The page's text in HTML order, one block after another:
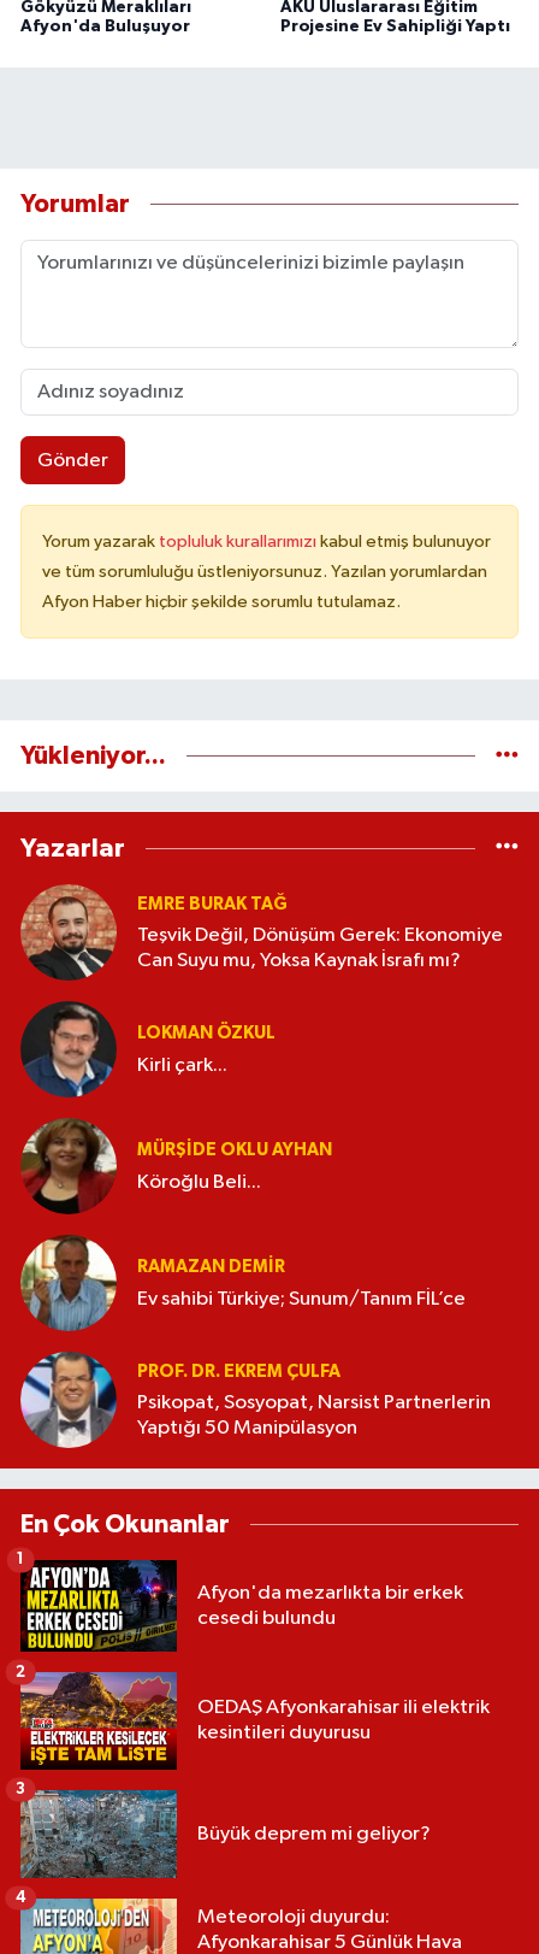
Gökyüzü Meraklıları
Afyon'da Buluşuyor
AKÜ Uluslararası Eğitim
Projesine Ev Sahipliği Yaptı
Yorumlar
Gönder
Yorum yazarak topluluk kurallarımızı kabul etmiş bulunuyor
ve tüm sorumluluğu üstleniyorsunuz. Yazılan yorumlardan
Afyon Haber hiçbir şekilde sorumlu tutulamaz.
Yükleniyor...
Yazarlar
EMRE BURAK TAĞ
Teşvik Değil, Dönüşüm Gerek: Ekonomiye
Can Suyu mu, Yoksa Kaynak İsrafı mı?
LOKMAN ÖZKUL
Kirli çark...
MÜRŞIDE OKLU AYHAN
Köroğlu Beli...
RAMAZAN DEMİR
Ev sahibi Türkiye; Sunum/Tanım FİL’ce
PROF. DR. EKREM ÇULFA
Psikopat, Sosyopat, Narsist Partnerlerin
Yaptığı 50 Manipülasyon
En Çok Okunanlar
Afyon'da mezarlıkta bir erkek
cesedi bulundu
1
OEDAŞ Afyonkarahisar ili elektrik
kesintileri duyurusu
2
Büyük deprem mi geliyor?
3
Meteoroloji duyurdu:
Afyonkarahisar 5 Günlük Hava
4